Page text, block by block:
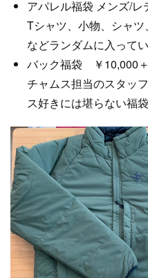
アパレル福袋 メンズ/
Tシャツ、小物、シャ
などランダムに入って
バック福袋 ￥10,000
チャムス担当のスタッ
ス好きには堪らない福